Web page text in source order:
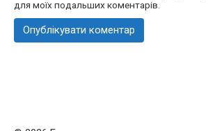
для моїх подальших коментарів.